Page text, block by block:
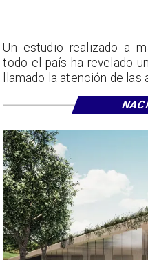
Un estudio realizado a
todo el país ha revelado
llamado la atención de